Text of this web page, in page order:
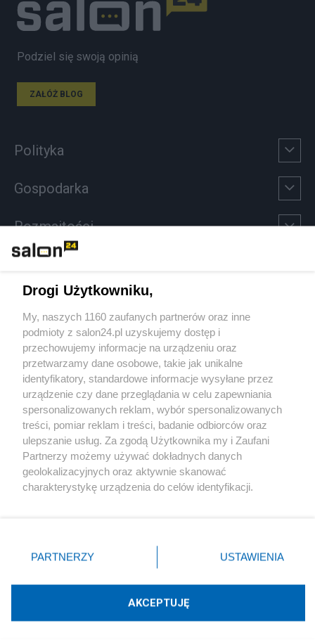
Podziel się swoją opinią
ZAŁÓŻ BLOG
Polityka
Gospodarka
Rozmaitości
Sport
Społeczeństwo
Kultura
X Facebook Instagram Youtube
Technologię dostarcza:W3media.pl
Drogi Użytkowniku,
My, naszych 1160 zaufanych partnerów oraz inne
podmioty z salon24.pl uzyskujemy dostęp i
przechowujemy informacje na urządzeniu oraz
przetwarzamy dane osobowe, takie jak unikalne
identyfikatory, standardowe informacje wysyłane przez
urządzenie czy dane przeglądania w celu zapewniania
spersonalizowanych reklam, wybór spersonalizowanych
treści, pomiar reklam i treści, badanie odbiorców oraz
ulepszanie usług. Za zgodą Użytkownika my i Zaufani
Partnerzy możemy używać dokładnych danych
geolokalizacyjnych oraz aktywnie skanować
charakterystykę urządzenia do celów identyfikacji.
zmienić/wycofać klikając przycisk ustawień prywatności
znajdujący się w lewym dolnym rogu strony
rodzaje przetwarzania danych nie wymagają zgody
użytkownika, ale masz prawo sprzeciwić się takiemu
przetwarzaniu. Preferencje będą miały zastosowania tylko
PARTNERZY USTAWIENIA
AKCEPTUJĘ